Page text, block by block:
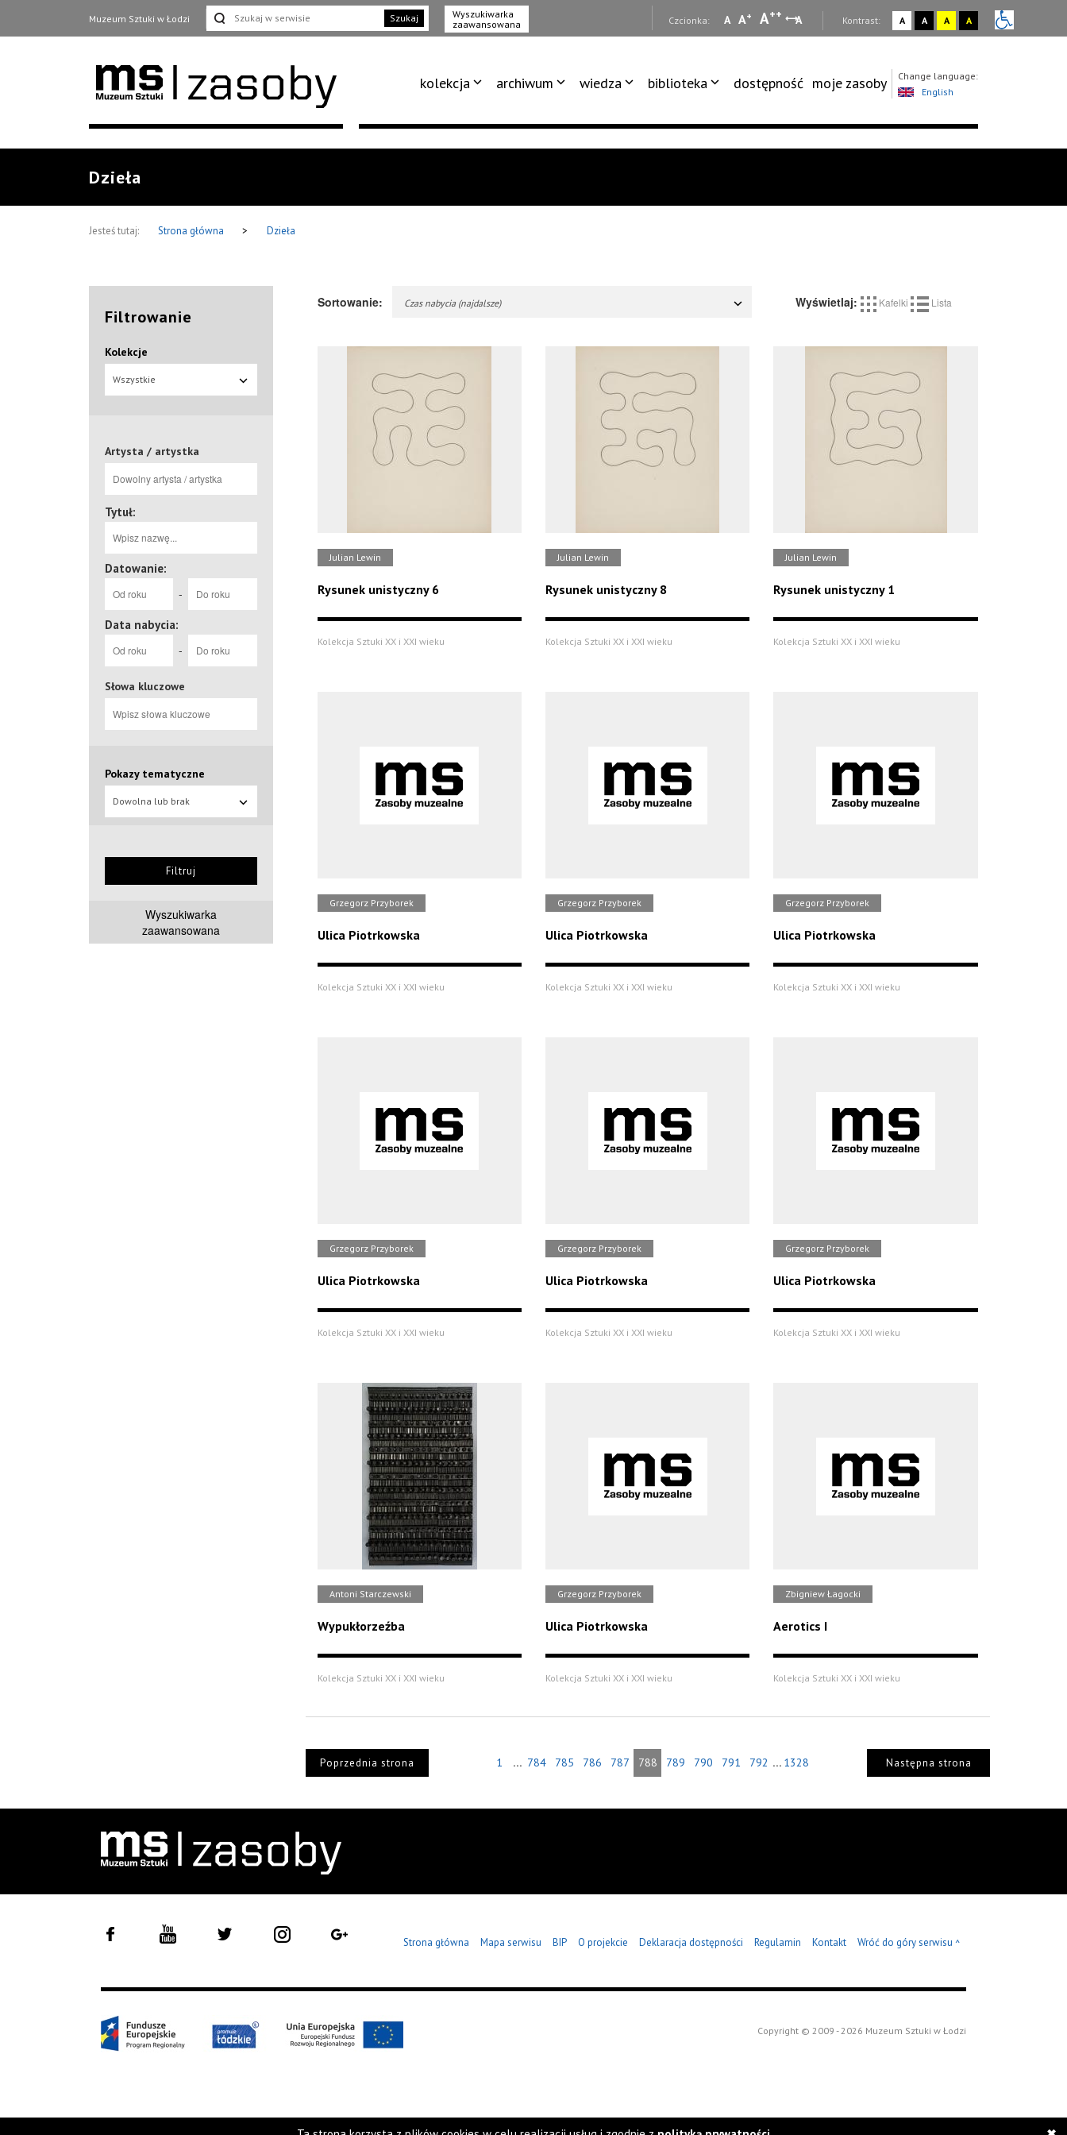
Muzeum Sztuki w Łodzi Szukaj
Wyszukiwarka
zaawansowana
Czcionka: A A+ A++ A Kontrast: A A A A
kolekcja archiwum wiedza biblioteka dostępność moje zasoby
Change language:
English
Dzieła
Jesteś tutaj: Strona główna > Dzieła
Filtrowanie
Kolekcje
Wszystkie
Artysta / artystka
Tytuł:
Datowanie:
-
Data nabycia:
-
Słowa kluczowe
Pokazy tematyczne
Dowolna lub brak
Filtruj
Wyszukiwarka
zaawansowana
Sortowanie: Czas nabycia (najdalsze) Wyświetlaj: Kafelki Lista
Julian Lewin
Rysunek unistyczny 6
Kolekcja Sztuki XX i XXI wieku
Julian Lewin
Rysunek unistyczny 8
Kolekcja Sztuki XX i XXI wieku
Julian Lewin
Rysunek unistyczny 1
Kolekcja Sztuki XX i XXI wieku
Grzegorz Przyborek
Ulica Piotrkowska
Kolekcja Sztuki XX i XXI wieku
Grzegorz Przyborek
Ulica Piotrkowska
Kolekcja Sztuki XX i XXI wieku
Grzegorz Przyborek
Ulica Piotrkowska
Kolekcja Sztuki XX i XXI wieku
Grzegorz Przyborek
Ulica Piotrkowska
Kolekcja Sztuki XX i XXI wieku
Grzegorz Przyborek
Ulica Piotrkowska
Kolekcja Sztuki XX i XXI wieku
Grzegorz Przyborek
Ulica Piotrkowska
Kolekcja Sztuki XX i XXI wieku
Antoni Starczewski
Wypukłorzeźba
Kolekcja Sztuki XX i XXI wieku
Grzegorz Przyborek
Ulica Piotrkowska
Kolekcja Sztuki XX i XXI wieku
Zbigniew Łagocki
Aerotics I
Kolekcja Sztuki XX i XXI wieku
Poprzednia strona 1 ... 784 785 786 787 788 789 790 791 792 ... 1328 Następna strona
Strona główna Mapa serwisu BIP O projekcie Deklaracja dostępności Regulamin Kontakt Wróć do góry serwisu ^
Copyright © 2009 - 2026 Muzeum Sztuki w Łodzi